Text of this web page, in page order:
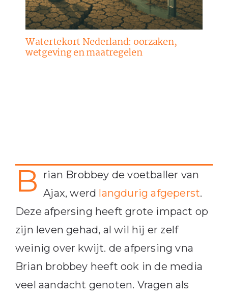
Watertekort Nederland: oorzaken,
wetgeving en maatregelen
B rian Brobbey de voetballer van
Ajax, werd langdurig afgeperst.
Deze afpersing heeft grote impact op
zijn leven gehad, al wil hij er zelf
weinig over kwijt. de afpersing vna
Brian brobbey heeft ook in de media
veel aandacht genoten. Vragen als